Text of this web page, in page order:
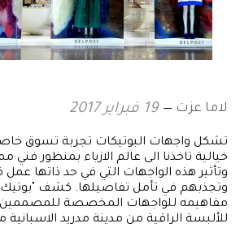
لاما عزت 19 فبراير 2017
تشكل واجهات البوتيكات تجربة تسوق
خيالية تاخذنا الى عالم الازياء بمنظور فني
وتأثير هذه الواجهات التي في حد ذاتها
للألبسة الراقية من مدينة مدريد